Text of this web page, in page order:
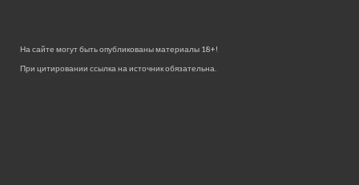
На сайте могут быть опубликованы материалы 18+!
При цитировании ссылка на источник обязательна.